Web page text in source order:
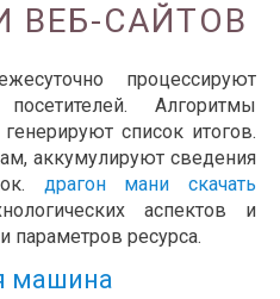
ВЕБ-САЙТОВ
процессируют
Алгоритмы
список итогов.
аккумулируют сведения
драгон мани скачать
аспектов и
параметров ресурса.
машина